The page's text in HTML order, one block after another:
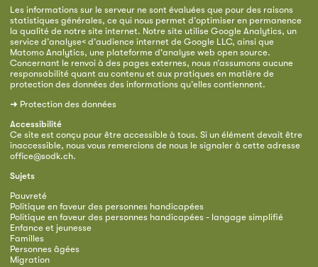
Les informations sur le serveur ne sont évaluées que pour des raisons
statistiques générales, ce qui nous permet d’optimiser en permanence
la qualité de notre site internet. Notre site utilise Google Analytics, un
service d’analyse< d’audience internet de Google LLC, ainsi que
Matomo Analytics, une plateforme d'analyse web open source.
Concernant le renvoi à des pages externes, nous n’assumons aucune
responsabilité quant au contenu et aux pratiques en matière de
protection des données des informations qu’elles contiennent.
➜ Protection des données
Accessibilité
Ce site est conçu pour être accessible à tous. Si un élément devait être
inaccessible, nous vous remercions de nous le signaler à cette adresse
office@sodk.ch.
Sujets
Pauvreté
Politique en faveur des personnes handicapées
Politique en faveur des personnes handicapées - langage simplifié
Enfance et jeunesse
Familles
Personnes âgées
Migration